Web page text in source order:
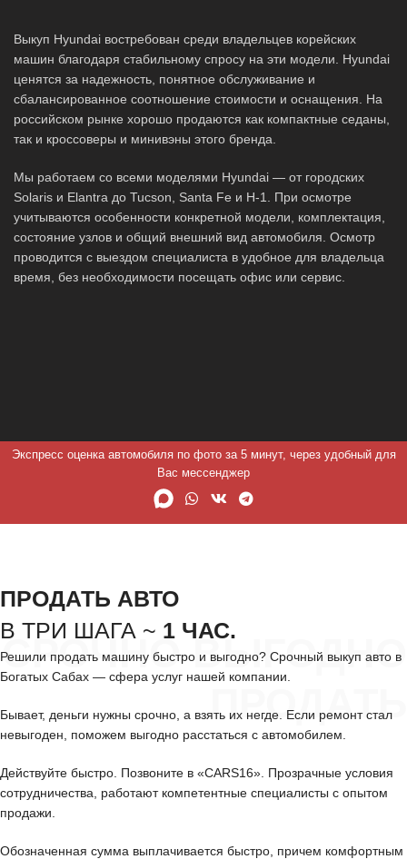
Выкуп Hyundai востребован среди владельцев корейских
машин благодаря стабильному спросу на эти модели. Hyundai
ценятся за надежность, понятное обслуживание и
сбалансированное соотношение стоимости и оснащения. На
российском рынке хорошо продаются как компактные седаны,
так и кроссоверы и минивэны этого бренда.
Мы работаем со всеми моделями Hyundai — от городских
Solaris и Elantra до Tucson, Santa Fe и H-1. При осмотре
учитываются особенности конкретной модели, комплектация,
состояние узлов и общий внешний вид автомобиля. Осмотр
проводится с выездом специалиста в удобное для владельца
время, без необходимости посещать офис или сервис.
Экспресс оценка автомобиля по фото за 5 минут, через удобный для
Вас мессенджер
СРОЧНО ВЫГОДНО
ПРОДАТЬ
ПРОДАТЬ АВТО
В ТРИ ШАГА ~ 1 ЧАС.
Решили продать машину быстро и выгодно? Срочный выкуп авто в
Богатых Сабах — сфера услуг нашей компании.
Бывает, деньги нужны срочно, а взять их негде. Если ремонт стал
невыгоден, поможем выгодно расстаться с автомобилем.
Действуйте быстро. Позвоните в «CARS16». Прозрачные условия
сотрудничества, работают компетентные специалисты с опытом
продажи.
Обозначенная сумма выплачивается быстро, причем комфортным